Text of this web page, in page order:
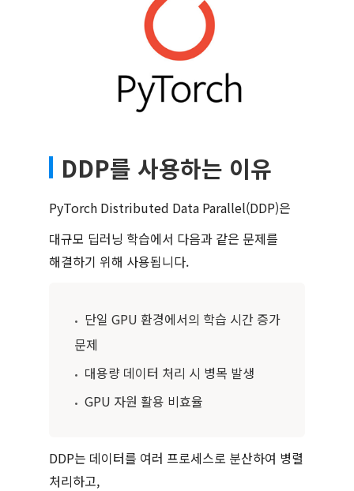
DDP를 사용하는 이유
PyTorch Distributed Data Parallel(DDP)은
대규모 딥러닝 학습에서 다음과 같은 문제를
해결하기 위해 사용됩니다.
• 단일 GPU 환경에서의 학습 시간 증가
문제
• 대용량 데이터 처리 시 병목 발생
• GPU 자원 활용 비효율
DDP는 데이터를 여러 프로세스로 분산하여 병렬
처리하고,